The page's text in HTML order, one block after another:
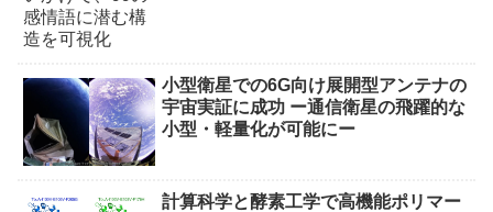
小型衛星での6G向け展開型アンテナの
宇宙実証に成功 ー通信衛星の飛躍的な
小型・軽量化が可能にー
計算科学と酵素工学で高機能ポリマー